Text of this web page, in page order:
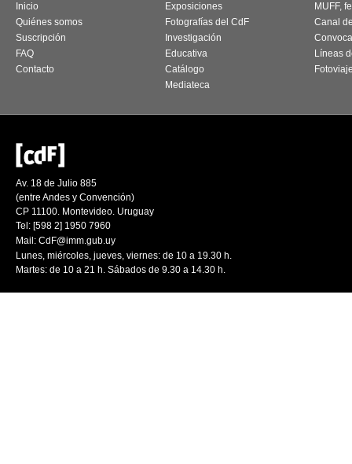
Inicio
Quiénes somos
Suscripción
FAQ
Contacto
Exposiciones
Fotografías del CdF
Investigación
Educativa
Catálogo
Mediateca
MUFF,
Canal
Líneas
Av. 18 de Julio 885
(entre Andes y Convención)
CP 11100. Montevideo. Uruguay
Tel: [598 2] 1950 7960
Mail: CdF@imm.gub.uy
Lunes, miércoles, jueves, viernes: de 10 a 19.30 h.
Martes: de 10 a 21 h. Sábados de 9.30 a 14.30 h.